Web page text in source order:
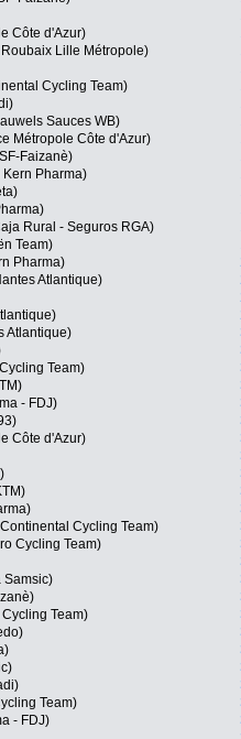
Côte d'Azur)
Lille Métropole)
Cycling Team)
Sauces WB)
Métropole Côte d'Azur)
Faizanè)
Kern Pharma)
Rural - Seguros RGA)
Team)
Pharma)
Atlantique)
Atlantique)
Team)
- FDJ)
Côte d'Azur)
Cycling Team)
Cycling Team)
Samsic)
Team)
Team)
- FDJ)